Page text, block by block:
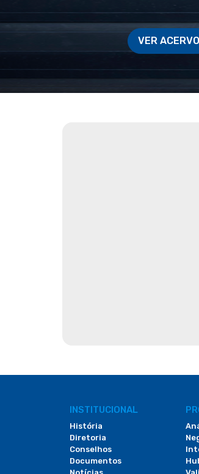
VER ACERVO
INSTITUCIONAL
História
Diretoria
Conselhos
Documentos